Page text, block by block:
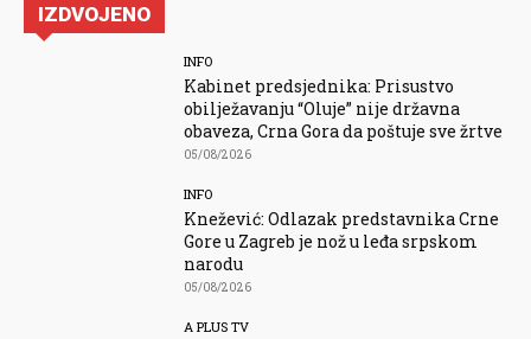
IZDVOJENO
INFO
Kabinet predsjednika: Prisustvo
obilježavanju “Oluje” nije državna
obaveza, Crna Gora da poštuje sve žrtve
05/08/2026
INFO
Knežević: Odlazak predstavnika Crne
Gore u Zagreb je nož u leđa srpskom
narodu
05/08/2026
A PLUS TV